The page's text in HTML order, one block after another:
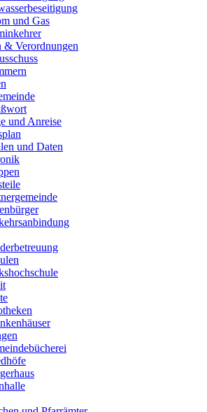
und Gas
& Verordnungen
und Anreise
und Daten